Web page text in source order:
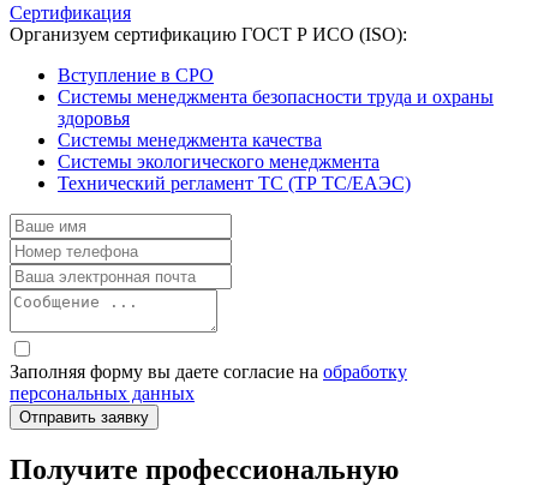
Сертификация
Организуем сертификацию ГОСТ Р ИСО (ISO):
Вступление в СРО
Системы менеджмента безопасности труда и охраны
здоровья
Системы менеджмента качества
Системы экологического менеджмента
Технический регламент ТС (ТР ТС/ЕАЭС)
Заполняя форму вы даете согласие на обработку
персональных данных
Получите профессиональную